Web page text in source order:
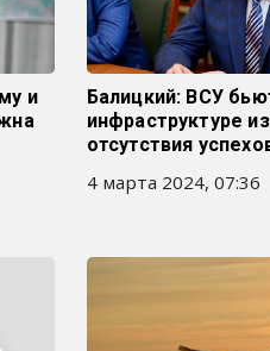
и
Балицкий: ВСУ
инфраструктуре
отсутствия
4 марта 2024, 07:36